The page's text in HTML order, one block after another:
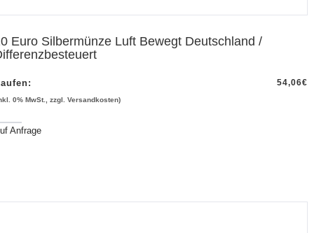
Euro Silbermünze Luft Bewegt Deutschland /
54,06€
0% MwSt., zzgl. Versandkosten)
Anfrage